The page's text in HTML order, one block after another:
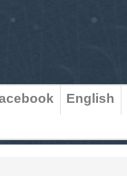
English